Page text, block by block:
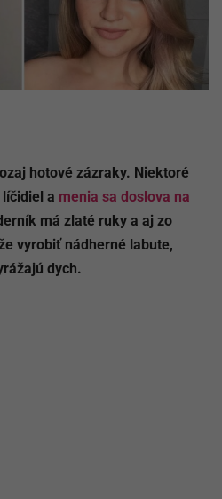
hotové zázraky. Niektoré
a menia sa doslova na
má zlaté ruky a aj zo
vyrobiť nádherné labute,
dych.